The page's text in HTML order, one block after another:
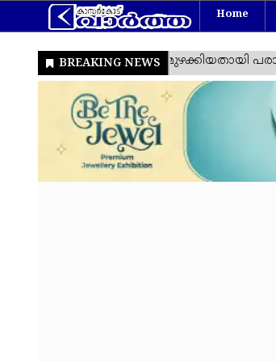
Home